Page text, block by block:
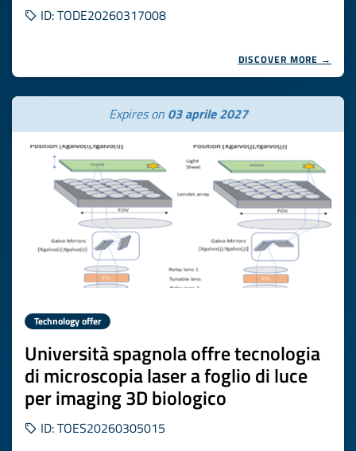
ID: TODE20260317008
DISCOVER MORE →
Expires on 03 aprile 2027
Technology offer
Università spagnola offre tecnologia
di microscopia laser a foglio di luce
per imaging 3D biologico
ID: TOES20260305015